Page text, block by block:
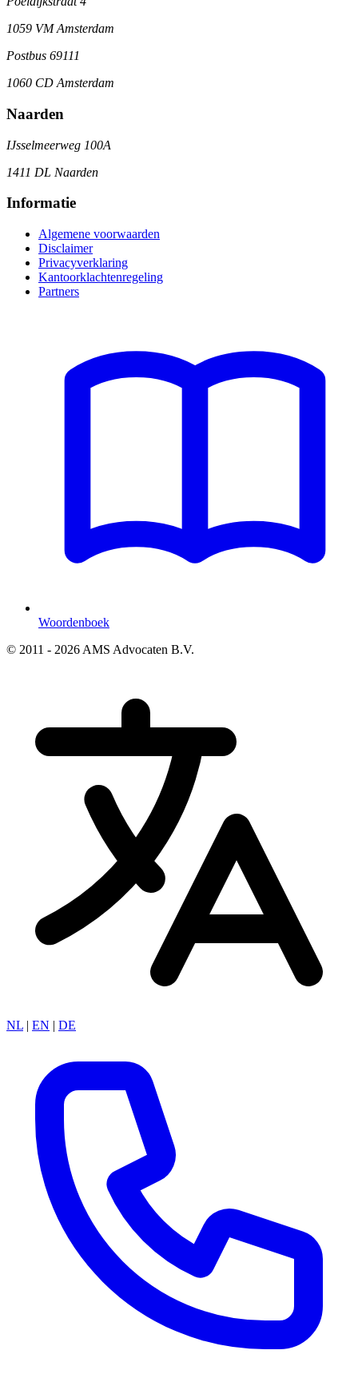
1059 VM Amsterdam
Postbus 69111
1060 CD Amsterdam
Naarden
IJsselmeerweg 100A
1411 DL Naarden
Informatie
Algemene voorwaarden
Disclaimer
Privacyverklaring
Kantoorklachtenregeling
Partners
Woordenboek
© 2011 - 2026 AMS Advocaten B.V.
NL | EN | DE